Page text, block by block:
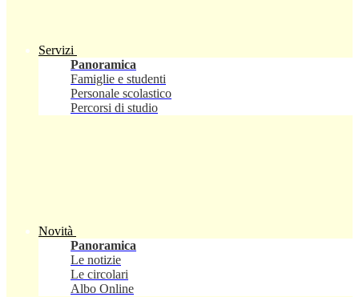
Servizi
Panoramica
Famiglie e studenti
Personale scolastico
Percorsi di studio
Novità
Panoramica
Le notizie
Le circolari
Albo Online